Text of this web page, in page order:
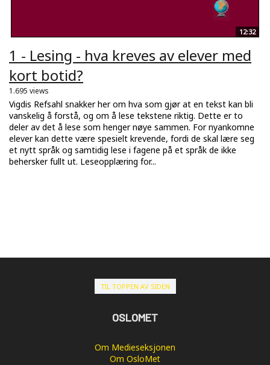
12:32
1 - Lesing - hva kreves av elever med
kort botid?
1.695 views
Vigdis Refsahl snakker her om hva som gjør at en tekst kan bli
vanskelig å forstå, og om å lese tekstene riktig. Dette er to
deler av det å lese som henger nøye sammen. For nyankomne
elever kan dette være spesielt krevende, fordi de skal lære seg
et nytt språk og samtidig lese i fagene på et språk de ikke
behersker fullt ut. Leseopplæring for...
TIL TOPPEN AV SIDEN
OSLOMET
Om Medieseksjonen
Om OsloMet